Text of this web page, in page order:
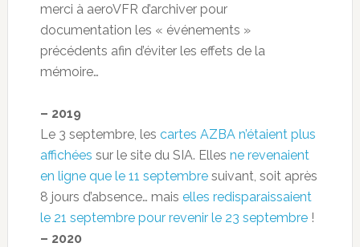
merci à aeroVFR d’archiver pour
documentation les « événements »
précédents afin d’éviter les effets de la
mémoire…
– 2019
Le 3 septembre, les cartes AZBA n’étaient plus
affichées sur le site du SIA. Elles ne revenaient
en ligne que le 11 septembresuivant, soit après
8 jours d’absence… mais elles redisparaissaient
le 21 septembre pour revenir le 23 septembre!
– 2020